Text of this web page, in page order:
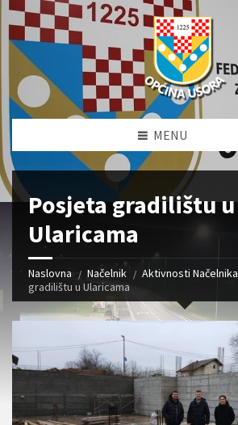
MENU
Posjeta gradilištu u
Ularicama
Naslovna Načelnik Aktivnosti Načelnika
gradilištu u Ularicama